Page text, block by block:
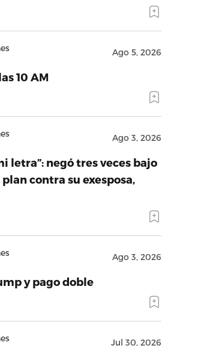
Ago 5, 2026
10 AM
Ago 3, 2026
letra”: negó tres veces bajo
contra su exesposa,
Ago 3, 2026
y pago doble
Jul 30, 2026